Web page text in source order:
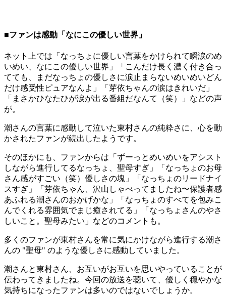
■ファンは感動「なにこの優しい世界」
ネット上では「なっちょに優しい言葉をかけられて瞬涙のめ
いめい、なにこの優しい世界」「こんだけ長く濃く付き合っ
てても、まだなっちょの優しさに涙止まらないめいめいどん
だけ感受性ピュアなんよ」「芽依ちゃんの涙はきれいだ」
「まさかひなたひが涙が出る番組だなんて（笑）」などの声
が。
潮さんの言葉に感動して泣いた東村さんの純粋さに、心を動
かされたファンが続出したようです。
そのほかにも、ファンからは「ずーっとめいめいをアシスト
しながら進行してるなっちょ、聖母すぎ」「なっちょのお母
さん感がすごい（笑）優しさの塊」「なっちょのリードナイ
スすぎ」「芽依ちゃん、沢山しゃべってましたね〜保護者感
あふれる潮さんのおかげかな」「なっちょのすべてを包みこ
んでくれる雰囲気でまじ癒されてる」「なっちょさんのやさ
しいこと。聖母みたい」などのコメントも。
多くのファンが東村さんを常に気にかけながら進行する潮さ
んの "聖母" のような優しさに感動していました。
潮さんと東村さん、お互いがお互いを思いやっていることが
伝わってきましたね。今回の放送を聴いて、優しく穏やかな
気持ちになったファンは多いのではないでしょうか。